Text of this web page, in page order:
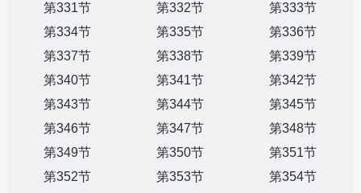
第331节
第332节
第333节
第334节
第335节
第336节
第337节
第338节
第339节
第340节
第341节
第342节
第343节
第344节
第345节
第346节
第347节
第348节
第349节
第350节
第351节
第352节
第353节
第354节